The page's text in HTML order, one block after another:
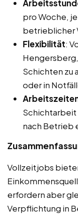
pro Woche,
betrieblicher
Flexibilität:
Schichten zu
oder in
Schichtarbeit
nach Betrieb
Vollzeitjobs
erfordern aber
Verpflichtung in